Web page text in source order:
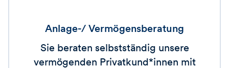
Anlage-/ Vermögensberatung
Sie beraten selbstständig unsere
vermögenden Privatkund*innen mit